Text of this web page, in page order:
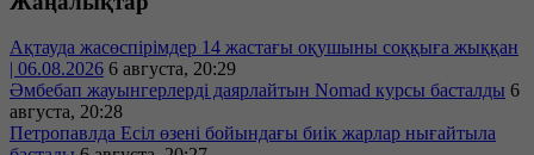
Ақтауда жасөспірімдер 14 жастағы оқушыны соққыға жыққан
| 06.08.2026 6 августа, 20:29
Әмбебап жауынгерлерді даярлайтын Nomad курсы басталды 6
августа, 20:28
Петропавлда Есіл өзені бойындағы биік жарлар нығайтыла